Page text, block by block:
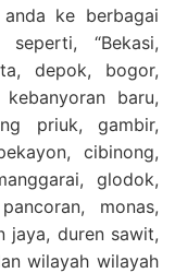
ke berbagai
“Bekasi,
depok, bogor,
baru,
priuk, gambir,
cibinong,
glodok,
monas,
jaya, duren sawit,
wilayah wilayah